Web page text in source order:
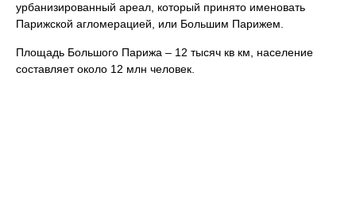
урбанизированный ареал, который принято именовать
Парижской агломерацией, или Большим Парижем.
Площадь Большого Парижа – 12 тысяч кв км, население
составляет около 12 млн человек.